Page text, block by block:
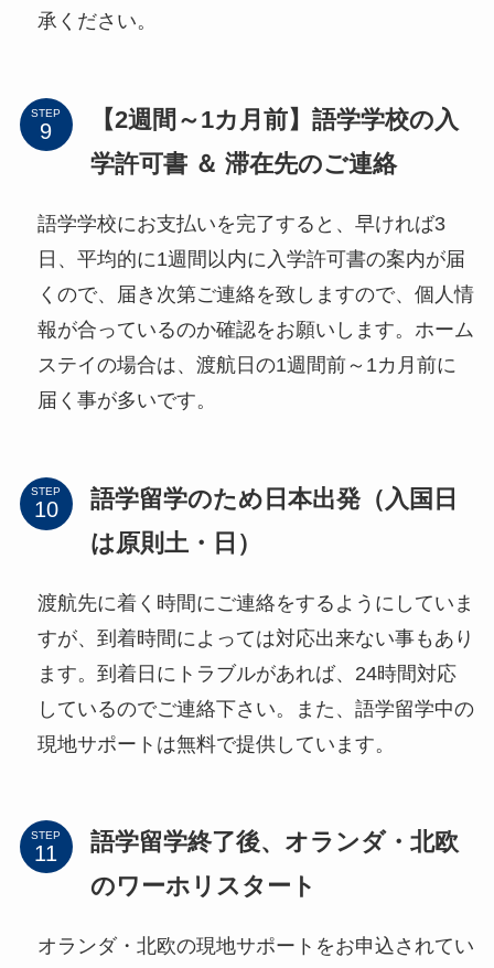
承ください。
STEP
【2週間～1カ月前】語学学校の入
学許可書 ＆ 滞在先のご連絡
語学学校にお支払いを完了すると、早ければ3
日、平均的に1週間以内に入学許可書の案内が届
くので、届き次第ご連絡を致しますので、個人情
報が合っているのか確認をお願いします。ホーム
ステイの場合は、渡航日の1週間前～1カ月前に
届く事が多いです。
STEP
語学留学のため日本出発（入国日
は原則土・日）
渡航先に着く時間にご連絡をするようにしていま
すが、到着時間によっては対応出来ない事もあり
ます。到着日にトラブルがあれば、24時間対応
しているのでご連絡下さい。また、語学留学中の
現地サポートは無料で提供しています。
STEP
語学留学終了後、オランダ・北欧
のワーホリスタート
オランダ・北欧の現地サポートをお申込されてい